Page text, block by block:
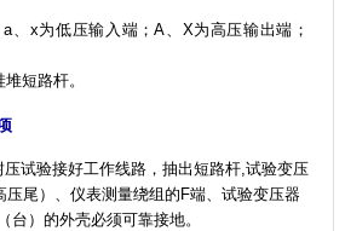
x为低压输入端；A、X为高压输出端；
短路杆。
试验接好工作线路，抽出短路杆,试验变压
压尾）、仪表测量绕组的F端、试验变压器
台）的外壳必须可靠接地。